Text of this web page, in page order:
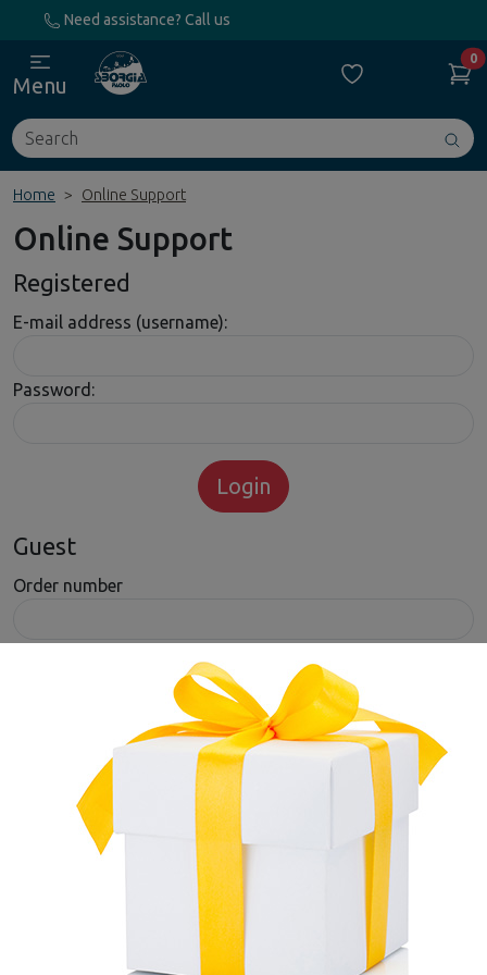
Need assistance? Call us
Search
0
Menu
Home Online Support
Online Support
Registered
E-mail address (username):
Password:
Guest
Order number